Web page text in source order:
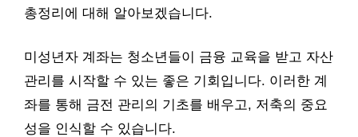
총정리에 대해 알아보겠습니다.
미성년자 계좌는 청소년들이 금융 교육을 받고 자산
관리를 시작할 수 있는 좋은 기회입니다. 이러한 계
좌를 통해 금전 관리의 기초를 배우고, 저축의 중요
성을 인식할 수 있습니다.